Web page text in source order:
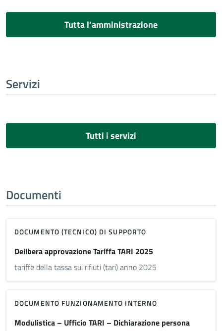
Tutta l’amministrazione
Servizi
Tutti i servizi
Documenti
DOCUMENTO (TECNICO) DI SUPPORTO
Delibera approvazione Tariffa TARI 2025
tariffe della tassa sui rifiuti (tari) anno 2025
DOCUMENTO FUNZIONAMENTO INTERNO
Modulistica – Ufficio TARI – Dichiarazione persona